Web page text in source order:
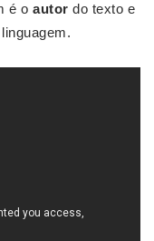
é oautor do texto e